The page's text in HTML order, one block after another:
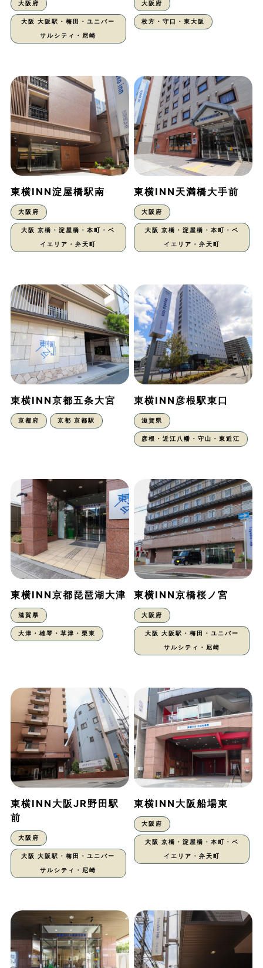
大阪府
大阪 大阪駅・梅田・ユニバー
サルシティ・尼崎
大阪府
枚方・守口・東大阪
東横INN淀屋橋駅南
大阪府
大阪 京橋・淀屋橋・本町・ベ
イエリア・弁天町
東横INN天満橋大手前
大阪府
大阪 京橋・淀屋橋・本町・ベ
イエリア・弁天町
東横INN京都五条大宮
京都府 京都 京都駅
東横INN彦根駅東口
滋賀県
彦根・近江八幡・守山・東近江
東横INN京都琵琶湖大津
滋賀県
大津・雄琴・草津・栗東
東横INN京橋桜ノ宮
大阪府
大阪 大阪駅・梅田・ユニバー
サルシティ・尼崎
東横INN大阪JR野田駅
前
大阪府
大阪 大阪駅・梅田・ユニバー
サルシティ・尼崎
東横INN大阪船場東
大阪府
大阪 京橋・淀屋橋・本町・ベ
イエリア・弁天町